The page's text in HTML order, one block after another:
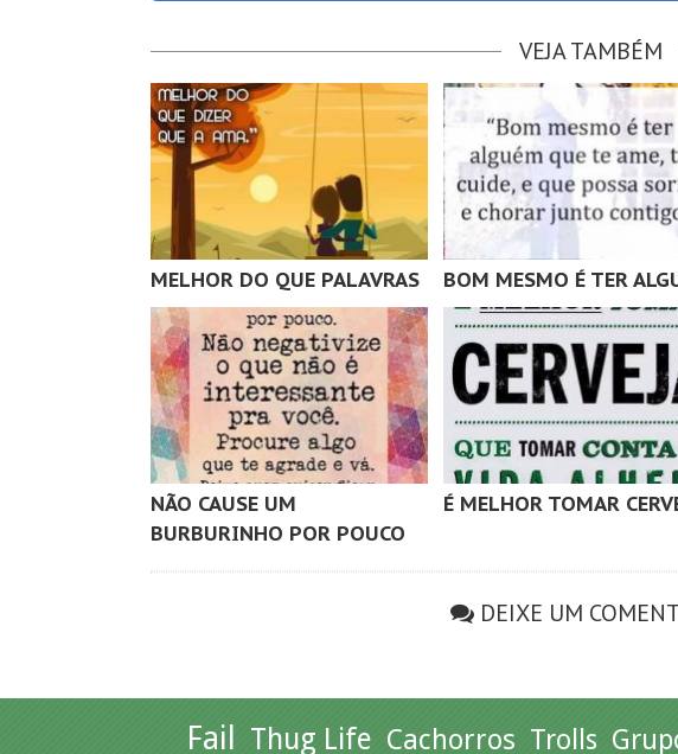
VEJA TAMBÉM
MELHOR DO QUE PALAVRAS BOM MESMO É TER
NÃO CAUSE UM
BURBURINHO POR POUCO
É MELHOR TOMAR
DEIXE UM
Fail Thug Life Cachorros Trolls